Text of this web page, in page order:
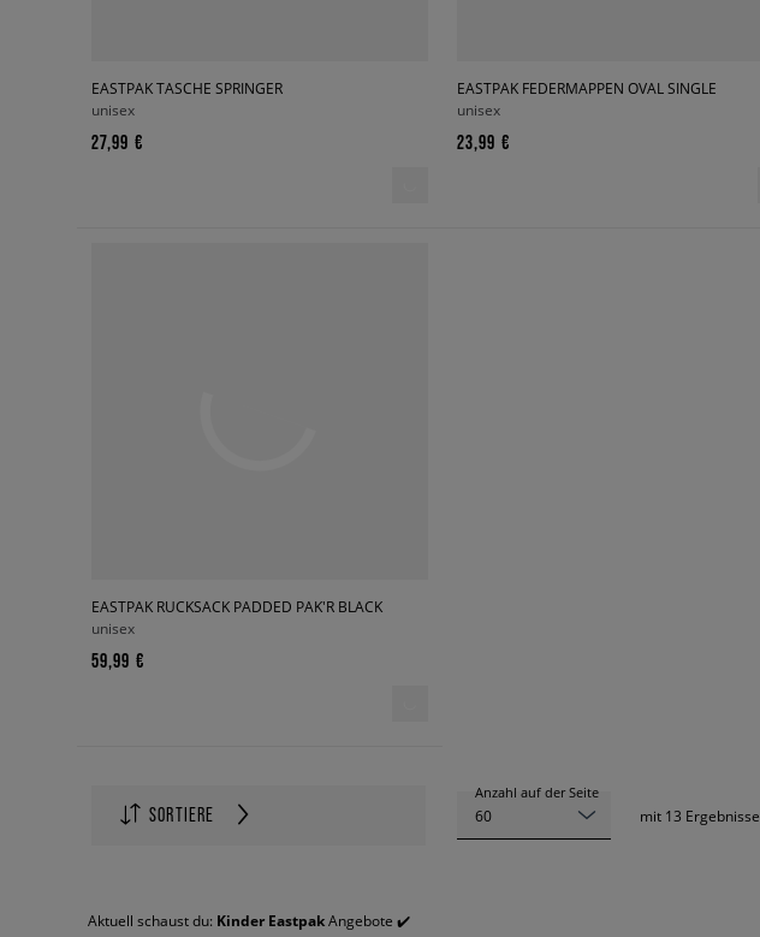
EASTPAK TASCHE SPRINGER
unisex
27,99 €
EASTPAK FEDERMAPPEN OVAL SINGLE
unisex
23,99 €
EASTPAK RUCKSACK PADDED PAK'R BLACK
unisex
59,99 €
SORTIERE
Anzahl auf der Seite
60 mit 13 Ergebnisse
Aktuell schaust du: Kinder EastpakAngebote ✔️